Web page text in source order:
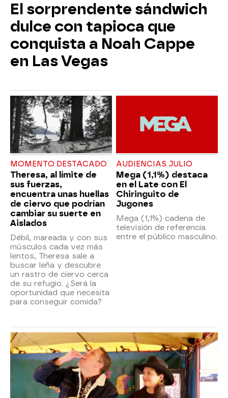
El sorprendente sándwich
dulce con tapioca que
conquista a Noah Cappe
en Las Vegas
MOMENTO DESTACADO
Theresa, al límite de
sus fuerzas,
encuentra unas huellas
de ciervo que podrían
cambiar su suerte en
Aislados
Débil, mareada y con sus
músculos cada vez más
lentos, Theresa sale a
buscar leña y descubre
un rastro de ciervo cerca
de su refugio. ¿Será la
oportunidad que necesita
para conseguir comida?
AUDIENCIAS JULIO
Mega (1,1%) destaca
en el Late con El
Chiringuito de
Jugones
Mega (1,1%) cadena de
televisión de referencia
entre el público masculino.